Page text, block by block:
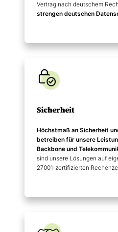
Vertrag nach deutschem
strengen deutschen
Sicherheit
Höchstmaß an Sicherheit
betreiben für unsere
Backbone und
sind unsere Lösungen auf
27001-zertifizierten